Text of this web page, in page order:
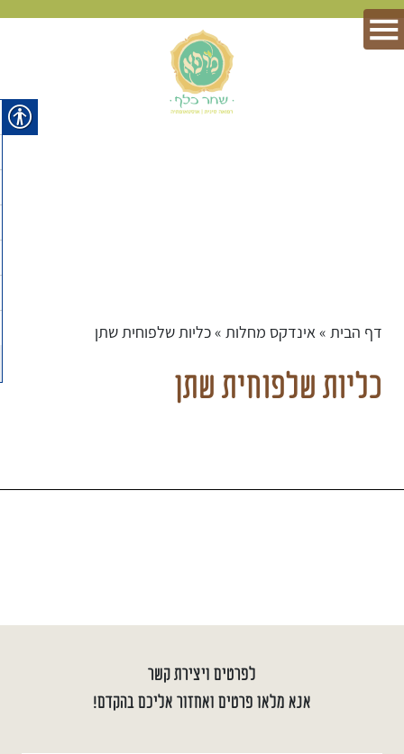
דף הבית»אינדקס מחלות»כליות שלפוחית שתן
כליות שלפוחית שתן
לפרטים ויצירת קשר
אנא מלאו פרטים ואחזור אליכם בהקדם!